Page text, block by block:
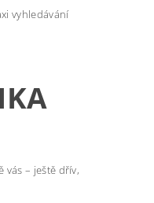
vyhledávání
vás – ještě dřív,